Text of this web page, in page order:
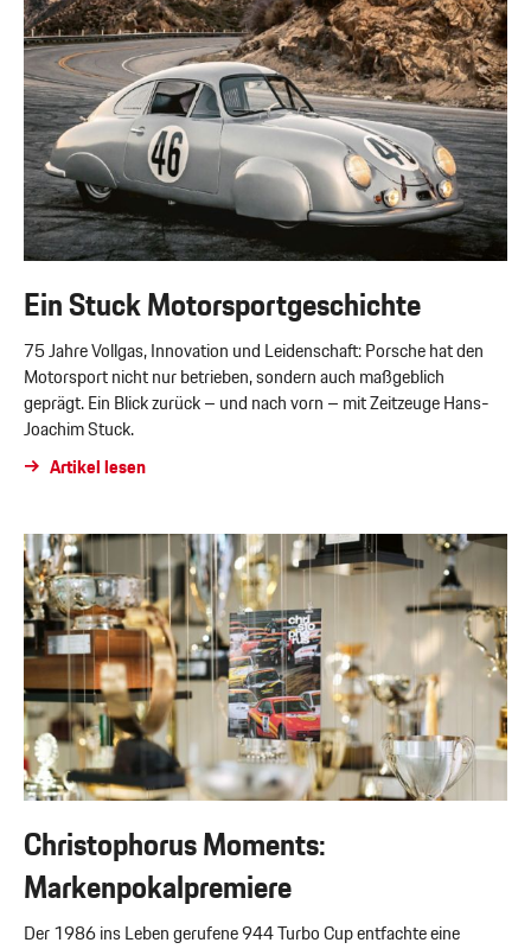
Ein Stuck Motorsportgeschichte
75 Jahre Vollgas, Innovation und Leidenschaft: Porsche hat den
Motorsport nicht nur betrieben, sondern auch maßgeblich
geprägt. Ein Blick zurück – und nach vorn – mit Zeitzeuge Hans-
Joachim Stuck.
Artikel lesen
Christophorus Moments:
Markenpokalpremiere
Der 1986 ins Leben gerufene 944 Turbo Cup entfachte eine